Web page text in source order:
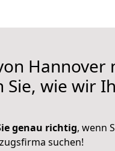
Hannover
Sie, wie wir
genau richtig, wenn
suchen!